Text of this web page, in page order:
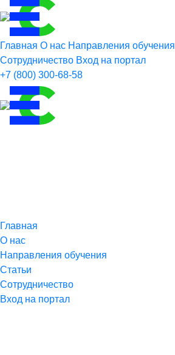
Главная О нас Направления обучения
Сотрудничество Вход на портал
+7 (800) 300-68-58
Главная
О нас
Направления обучения
Статьи
Сотрудничество
Вход на портал